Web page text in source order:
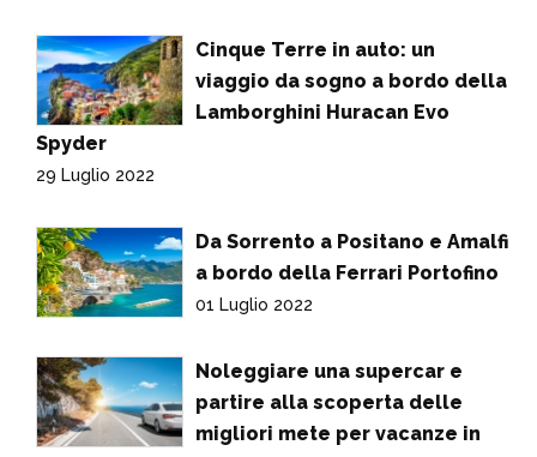
Cinque Terre in auto: un
viaggio da sogno a bordo della
Lamborghini Huracan Evo
Spyder
29 Luglio 2022
Da Sorrento a Positano e Amalfi
a bordo della Ferrari Portofino
01 Luglio 2022
Noleggiare una supercar e
partire alla scoperta delle
migliori mete per vacanze in